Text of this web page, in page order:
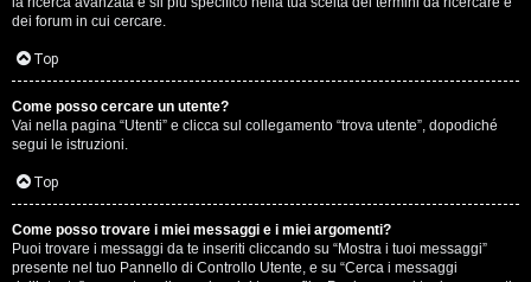
dei forum in cui cercare.
Top
Come posso cercare un utente?
Vai nella pagina “Utenti” e clicca sul collegamento “trova utente”, dopodiché
segui le istruzioni.
Top
Come posso trovare i miei messaggi e i miei argomenti?
Puoi trovare i messaggi da te inseriti cliccando su “Mostra i tuoi messaggi”
presente nel tuo Pannello di Controllo Utente, e su “Cerca i messaggi